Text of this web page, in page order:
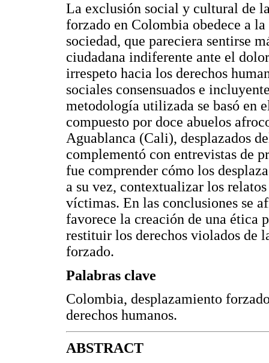
La exclusión social y cultural de
forzado en Colombia obedece a
sociedad, que pareciera sentirse
ciudadana indiferente ante el
irrespeto hacia los derechos
sociales consensuados e
metodología utilizada se basó en
compuesto por doce abuelos
Aguablanca (Cali), desplazados
complementó con entrevistas de
fue comprender cómo los
a su vez, contextualizar los
víctimas. En las conclusiones se
favorece la creación de una ética
restituir los derechos violados de
forzado.
Palabras clave
Colombia, desplazamiento
derechos humanos.
ABSTRACT